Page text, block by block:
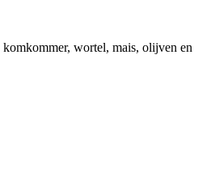
wortel, mais, olijven en